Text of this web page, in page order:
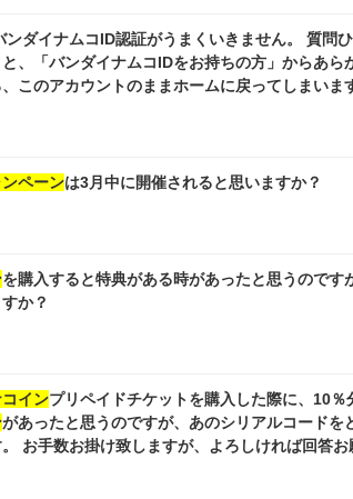
ダイナムコID認証がうまくいきません。 質問
、「バンダイナムコIDをお持ちの方」からあら
このアカウントのままホームに戻ってしまい
教えてください；；；
ペーンは3月中に開催されると思いますか？
を購入すると特典がある時があったと思うのです
か？
インプリペイドチケットを購入した際に、10％
があったと思うのですが、あのシリアルコードを
お手数お掛け致しますが、よろしければ回答お